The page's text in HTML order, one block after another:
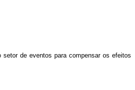
setor de eventos para compensar os efeitos